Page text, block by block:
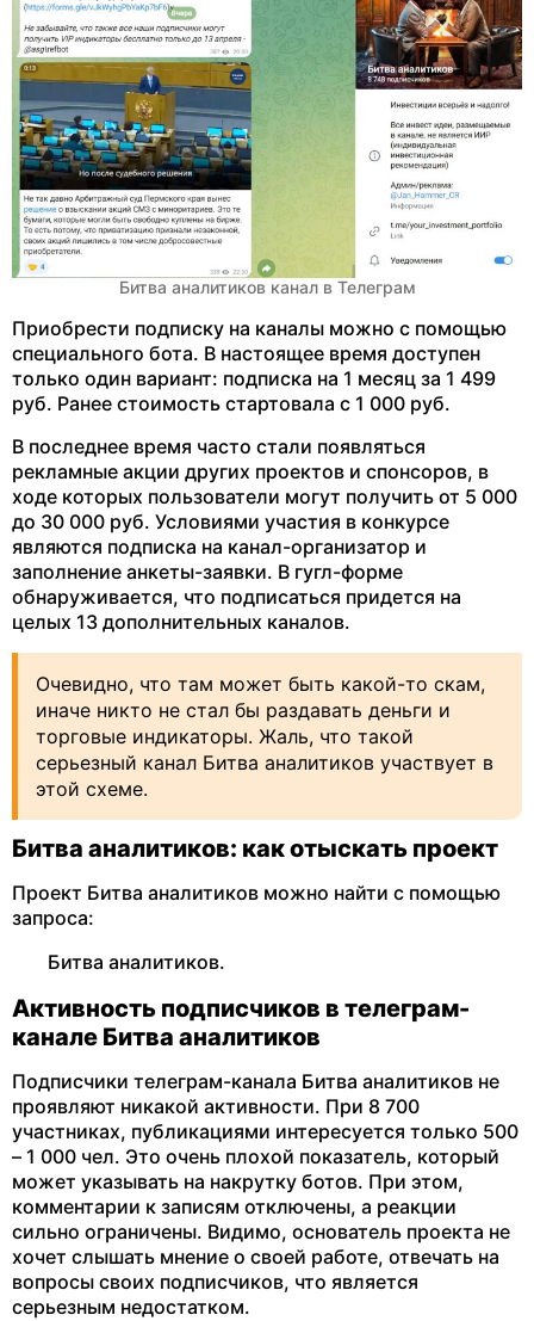
Битва аналитиков канал в Телеграм
Приобрести подписку на каналы можно с помощью
специального бота. В настоящее время доступен
только один вариант: подписка на 1 месяц за 1 499
руб. Ранее стоимость стартовала с 1 000 руб.
В последнее время часто стали появляться
рекламные акции других проектов и спонсоров, в
ходе которых пользователи могут получить от 5 000
до 30 000 руб. Условиями участия в конкурсе
являются подписка на канал-организатор и
заполнение анкеты-заявки. В гугл-форме
обнаруживается, что подписаться придется на
целых 13 дополнительных каналов.
Очевидно, что там может быть какой-то скам,
иначе никто не стал бы раздавать деньги и
торговые индикаторы. Жаль, что такой
серьезный канал Битва аналитиков участвует в
этой схеме.
Битва аналитиков: как отыскать проект
Проект Битва аналитиков можно найти с помощью
запроса:
Битва аналитиков.
Активность подписчиков в телеграм-
канале Битва аналитиков
Подписчики телеграм-канала Битва аналитиков не
проявляют никакой активности. При 8 700
участниках, публикациями интересуется только 500
– 1 000 чел. Это очень плохой показатель, который
может указывать на накрутку ботов. При этом,
комментарии к записям отключены, а реакции
сильно ограничены. Видимо, основатель проекта не
хочет слышать мнение о своей работе, отвечать на
вопросы своих подписчиков, что является
серьезным недостатком.